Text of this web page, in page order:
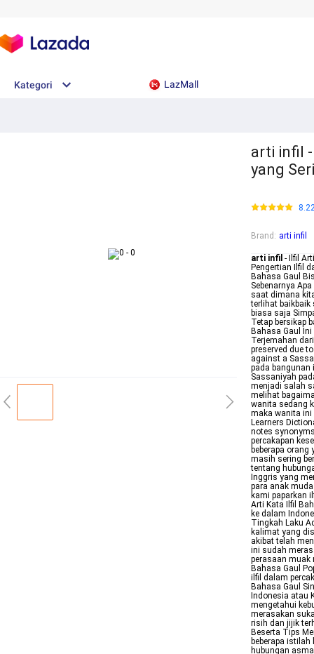
Kategori LazMall
arti infil
yang
Brand : arti infil
arti infil - Ilfil
Pengertian Ilfil
Bahasa Gaul
Sebenarnya
saat dimana
terlihat baikbaik
biasa saja
Tetap bersikap
Bahasa Gaul
Terjemahan
preserved due
against a
pada bangunan
Sassaniyah
menjadi salah
melihat
wanita sedang
maka wanita ini
Learners
notes
percakapan
beberapa
masih sering
tentang
Inggris yang
para anak
kami paparkan
Arti Kata Ilfil
ke dalam
Tingkah Laku
kalimat yang
akibat telah
ini sudah
perasaan muak
Bahasa Gaul
ilfil dalam
Bahasa Gaul
Indonesia atau
mengetahui
merasakan
risih dan jijik
Beserta Tips
beberapa
hubungan